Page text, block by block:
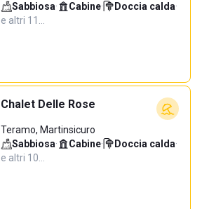
Sabbiosa· Cabine· Doccia calda·
e altri 11…
Chalet Delle Rose
Teramo, Martinsicuro
Sabbiosa· Cabine· Doccia calda·
e altri 10…